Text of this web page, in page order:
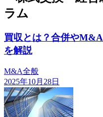
ラム
買収とは？合併や
を解説
M&A全般
2025年10月28日